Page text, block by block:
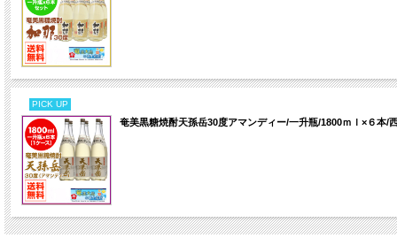
PICK UP
奄美黒糖焼酎天孫岳30度アマンディー/一升瓶/1800ｍｌ×６本/